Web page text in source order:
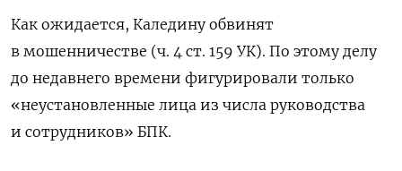
Как ожидается, Каледину обвинят
в мошенничестве (ч. 4 ст. 159 УК). По этому делу
до недавнего времени фигурировали только
«неустановленные лица из числа руководства
и сотрудников» БПК.